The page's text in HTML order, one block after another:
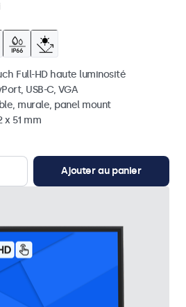
Full-HD haute luminosité
USB-C, VGA
murale, panel mount
x 51 mm
Ajouter au panier